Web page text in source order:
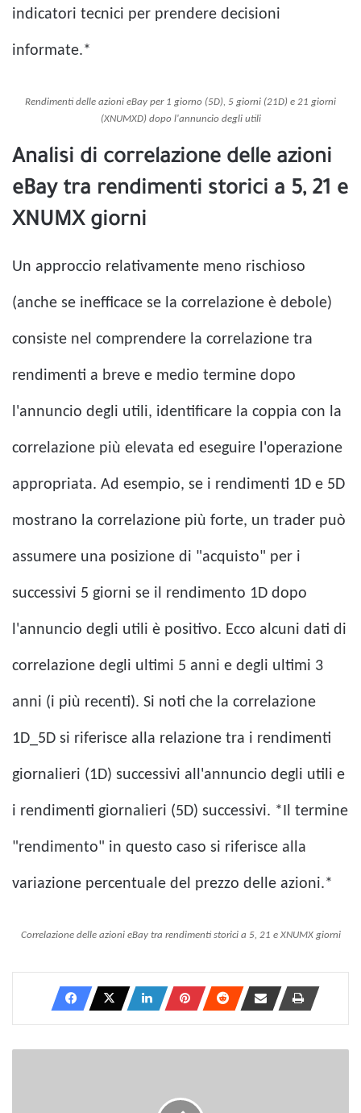
indicatori tecnici per prendere decisioni
informate.*
Rendimenti delle azioni eBay per 1 giorno (5D), 5 giorni (21D) e 21 giorni
(XNUMXD) dopo l'annuncio degli utili
Analisi di correlazione delle azioni
eBay tra rendimenti storici a 5, 21 e
XNUMX giorni
Un approccio relativamente meno rischioso
(anche se inefficace se la correlazione è debole)
consiste nel comprendere la correlazione tra
rendimenti a breve e medio termine dopo
l'annuncio degli utili, identificare la coppia con la
correlazione più elevata ed eseguire l'operazione
appropriata. Ad esempio, se i rendimenti 1D e 5D
mostrano la correlazione più forte, un trader può
assumere una posizione di "acquisto" per i
successivi 5 giorni se il rendimento 1D dopo
l'annuncio degli utili è positivo. Ecco alcuni dati di
correlazione degli ultimi 5 anni e degli ultimi 3
anni (i più recenti). Si noti che la correlazione
1D_5D si riferisce alla relazione tra i rendimenti
giornalieri (1D) successivi all'annuncio degli utili e
i rendimenti giornalieri (5D) successivi. *Il termine
"rendimento" in questo caso si riferisce alla
variazione percentuale del prezzo delle azioni.*
Correlazione delle azioni eBay tra rendimenti storici a 5, 21 e XNUMX giorni